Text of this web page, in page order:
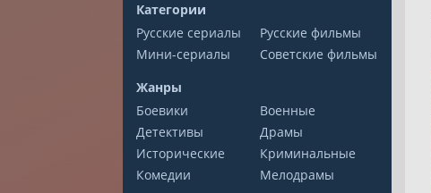
Категории
Русские сериалы
Русские фильмы
Мини-сериалы
Советские фильмы
Жанры
Боевики
Военные
Детективы
Драмы
Исторические
Криминальные
Комедии
Мелодрамы